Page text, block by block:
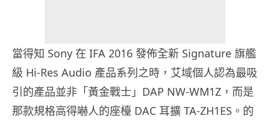
當得知 Sony 在 IFA 2016 發佈全新 Signature 旗艦
級 Hi-Res Audio 產品系列之時，艾域個人認為最吸
引的產品並非「黃金戰士」DAP NW-WM1Z，而是
那款規格高得嚇人的座檯 DAC 耳擴 TA-ZH1ES。的